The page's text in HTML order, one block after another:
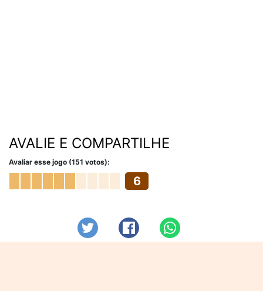
AVALIE E COMPARTILHE
Avaliar esse jogo (151 votos):
6